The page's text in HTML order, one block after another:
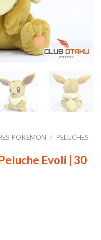
POKÉMON / PELUCHES
Evoli | 30